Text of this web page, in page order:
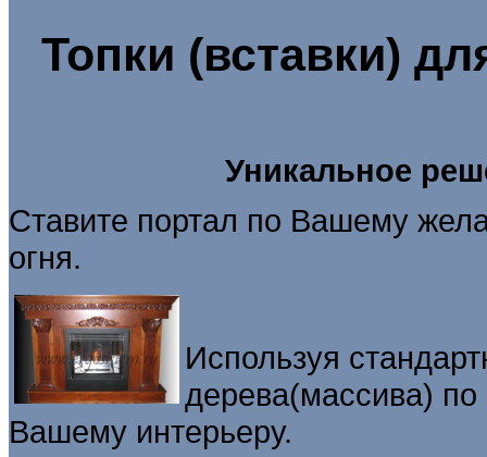
Топки (вставки)
Уникальное
Ставите портал по Вашему
огня.
Используя
дерева(массива)
Вашему интерьеру.